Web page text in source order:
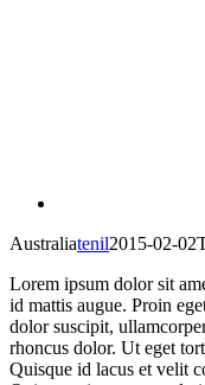
Australiatenil2015-02-
Lorem ipsum dolor sit
id mattis augue. Proin
dolor suscipit,
rhoncus dolor. Ut eget
Quisque id lacus et velit